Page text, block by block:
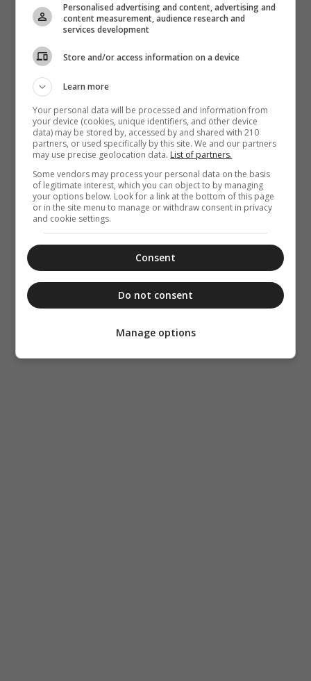
Personalised advertising and content, advertising and
content measurement, audience research and
services development
Store and/or access information on a device
Learn more
Your personal data will be processed and information from
your device (cookies, unique identifiers, and other device
data) may be stored by, accessed by and shared with 210
partners, or used specifically by this site. We and our partners
may use precise geolocation data. List of partners.
Some vendors may process your personal data on the basis
of legitimate interest, which you can object to by managing
your options below. Look for a link at the bottom of this page
or in the site menu to manage or withdraw consent in privacy
and cookie settings.
Consent
Do not consent
Manage options